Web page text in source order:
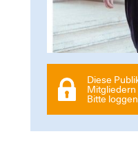
Diese
Mitgliedern
Bitte